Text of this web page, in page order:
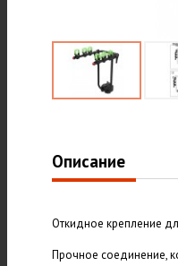
Описание
Откидное крепление
Прочное соединение,